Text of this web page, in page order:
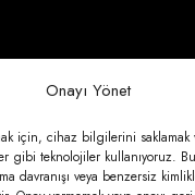
Onayı Yönet
için, cihaz bilgilerini saklamak
gibi teknolojiler kullanıyoruz.
davranışı veya benzersiz
Risalet Sokak No:6/A